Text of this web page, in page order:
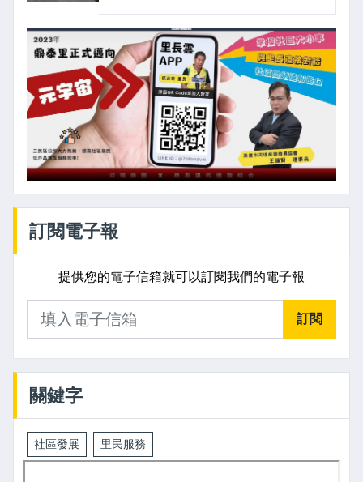
訂閱電子報
提供您的電子信箱就可以訂閱我們的電子報
訂閱
關鍵字
社區發展 里民服務